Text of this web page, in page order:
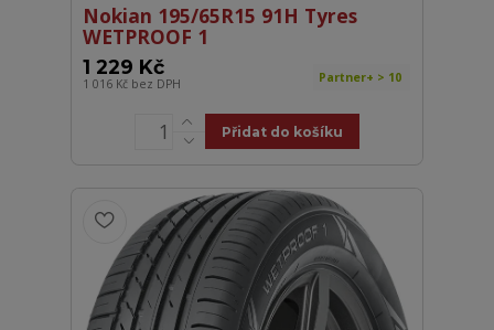
Nokian 195/65R15 91H Tyres
WETPROOF 1
1 229 Kč
1 016 Kč bez DPH Partner+ > 10
Přidat do košíku